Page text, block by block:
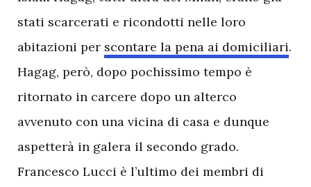
stati scarcerati e ricondotti nelle loro
abitazioni per scontare la pena ai domiciliari.
Hagag, però, dopo pochissimo tempo è
ritornato in carcere dopo un alterco
avvenuto con una vicina di casa e dunque
aspetterà in galera il secondo grado.
Francesco Lucci è l’ultimo dei membri di